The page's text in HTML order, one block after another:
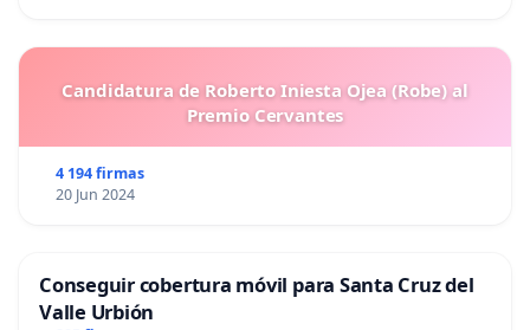
Candidatura de Roberto Iniesta Ojea (Robe) al
Premio Cervantes
4 194 firmas
20 Jun 2024
Conseguir cobertura móvil para Santa Cruz del
Valle Urbión